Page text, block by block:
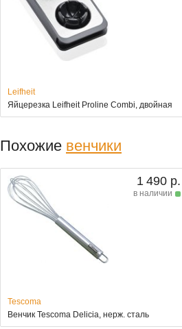
Leifheit
Яйцерезка Leifheit Proline Combi, двойная
Похожие венчики
1 490 р.
в наличии
Tescoma
Венчик Tescoma Delicia, нерж. сталь